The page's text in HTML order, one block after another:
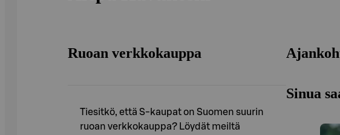
Ruoan verkkokauppa
Tiesitkö, että S-kaupat on Suomen suurin
ruoan verkkokauppa? Löydät meiltä
Sinua